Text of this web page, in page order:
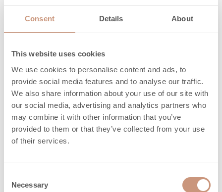
Consent Details About
This website uses cookies
We use cookies to personalise content and ads, to
provide social media features and to analyse our traffic.
We also share information about your use of our site with
our social media, advertising and analytics partners who
may combine it with other information that you’ve
provided to them or that they’ve collected from your use
of their services.
Selection
Necessary
LISÄVARUSTEET